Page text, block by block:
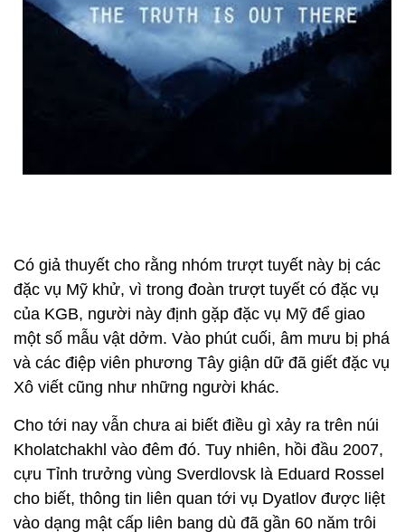
Có giả thuyết cho rằng nhóm trượt tuyết này bị các
đặc vụ Mỹ khử, vì trong đoàn trượt tuyết có đặc vụ
của KGB, người này định gặp đặc vụ Mỹ để giao
một số mẫu vật dởm. Vào phút cuối, âm mưu bị phá
và các điệp viên phương Tây giận dữ đã giết đặc vụ
Xô viết cũng như những người khác.
Cho tới nay vẫn chưa ai biết điều gì xảy ra trên núi
Kholatchakhl vào đêm đó. Tuy nhiên, hồi đầu 2007,
cựu Tỉnh trưởng vùng Sverdlovsk là Eduard Rossel
cho biết, thông tin liên quan tới vụ Dyatlov được liệt
vào dạng mật cấp liên bang dù đã gần 60 năm trôi